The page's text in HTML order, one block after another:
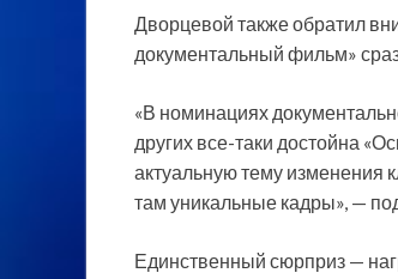
Дворцевой также обратил
документальный фильм»
«В номинациях
других все-таки достойна
актуальную тему изменения
там уникальные кадры», —
Единственный сюрприз —